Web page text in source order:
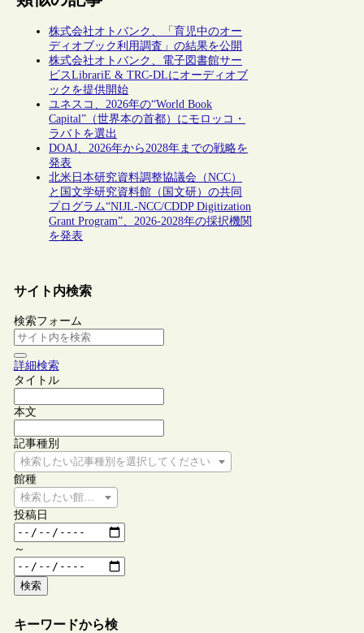
株式会社オトバンク、「育児中のオー
ディオブック利用調査」の結果を公開
株式会社オトバンク、電子図書館サー
ビスLibrariE & TRC-DLにオーディオブ
ックを提供開始
ユネスコ、2026年の“World Book
Capital”（世界本の首都）にモロッコ・
ラバトを選出
DOAJ、2026年から2028年までの戦略を
発表
北米日本研究資料調整協議会（NCC）
と国文学研究資料館（国文研）の共同
プログラム“NIJL-NCC/CDDP Digitization
Grant Program”、2026-2028年の採択機関
を発表
サイト内検索
検索フォーム
詳細検索
タイトル
本文
記事種別
検索したい記事種別を選択してください
館種
検索したい館種を選択してください
投稿日
～
検索
キーワードから検